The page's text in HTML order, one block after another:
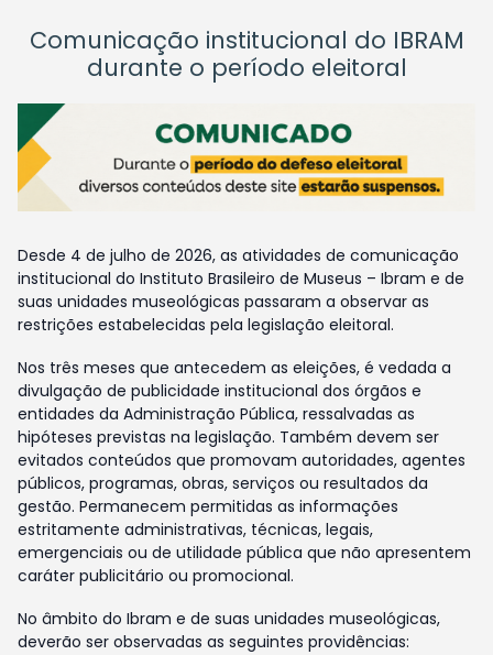
Comunicação institucional do IBRAM
durante o período eleitoral
Desde 4 de julho de 2026, as atividades de comunicação
institucional do Instituto Brasileiro de Museus – Ibram e de
suas unidades museológicas passaram a observar as
restrições estabelecidas pela legislação eleitoral.
Nos três meses que antecedem as eleições, é vedada a
divulgação de publicidade institucional dos órgãos e
entidades da Administração Pública, ressalvadas as
hipóteses previstas na legislação. Também devem ser
evitados conteúdos que promovam autoridades, agentes
públicos, programas, obras, serviços ou resultados da
gestão. Permanecem permitidas as informações
estritamente administrativas, técnicas, legais,
emergenciais ou de utilidade pública que não apresentem
caráter publicitário ou promocional.
No âmbito do Ibram e de suas unidades museológicas,
deverão ser observadas as seguintes providências: